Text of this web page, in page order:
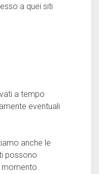
a quei siti
a tempo
eventuali
anche le
possono
momento